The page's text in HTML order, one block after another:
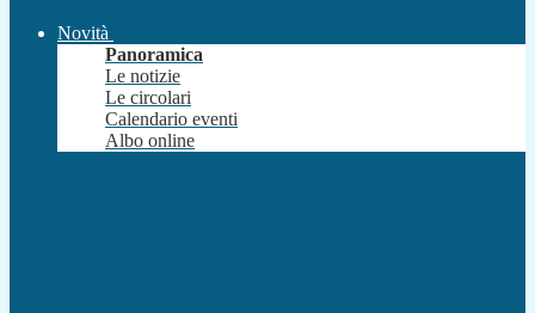
Novità
Panoramica
Le notizie
Le circolari
Calendario eventi
Albo online